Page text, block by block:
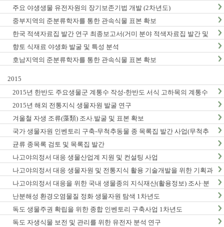
주요 야생생물 유전자원의 장기보존기법 개발 (2차년도)
중부지역의 준분류학자를 통한 관속식물 표본 확보
한국 적색자료집 발간 연구 최종보고서(거미 분야 적색자료집 발간 및
적색목록집 영문판 개정)
향토 식재료 야생화 발굴 및 특성 분석
호남지역의 준분류학자를 통한 관속식물 표본 확보
2015
2015년 한반도 주요생물군 계통수 작성-한반도 서식 고하목의 계통수
작성 및 DNA바코드 연구 (1차년도) 최종 결과보고서
2015년 해외 전통지식 생물자원 발굴 연구
겨울철 자생 조류(藻類) 조사.발굴 및 표본 확보
국가 생물자원 인벤토리 구축-무척추동물 종 목록집 발간 사업(무척추
동물-Ⅵ,Ⅶ)
균류 종목록 검토 및 목록집 발간
나고야의정서 대응 생물산업계 지원 및 컨설팅 사업
나고야의정서 대응 생물자원 및 전통지식 활용 기술개발을 위한 기획과
제
나고야의정서 대응을 위한 국내 생물종의 지식재산(활용정보) 조사·분
석 연구(3차년도)
난분해성 환경오염물질 정화 생물자원 탐색 1차년도
독도 생물주권 확립을 위한 종합 인벤토리 구축사업 1차년도
독도 자생식물 보전 및 관리를 위한 유전자 분석 연구